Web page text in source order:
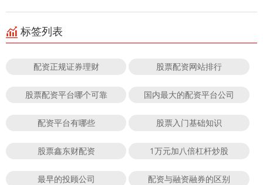
标签列表
配资正规证券理财 股票配资网站排行
股票配资平台哪个可靠 国内最大的配资平台公司
配资平台有哪些 股票入门基础知识
股票鑫东财配资 1万元加八倍杠杆炒股
最早的投顾公司 配资与融资融券的区别